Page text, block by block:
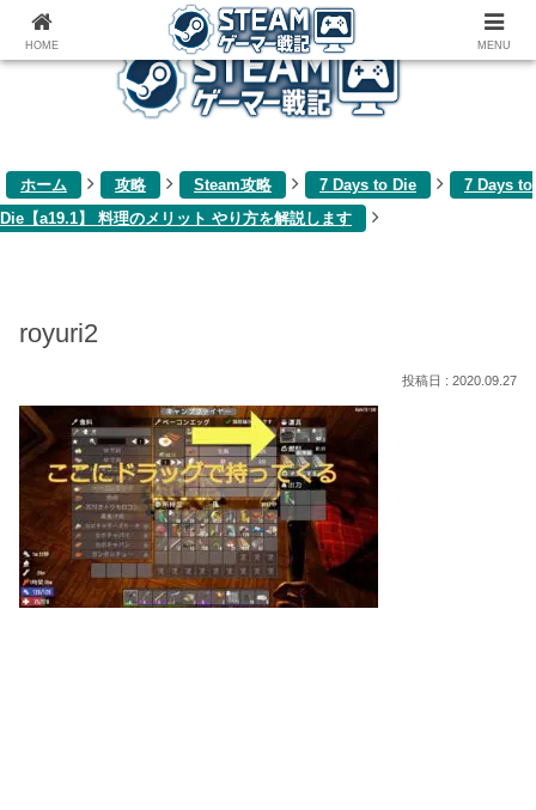
ゲーム関連雑記ブログ
ホーム 攻略 Steam攻略 7 Days to Die
7 Days to
Die【a19.1】 料理のメリット やり方を解説します
royuri2
2020.09.27
HOME MENU